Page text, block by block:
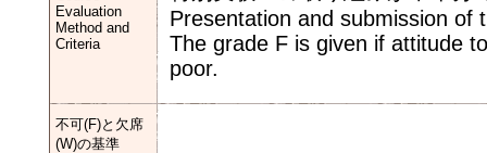
Evaluation
Method and
Criteria
Presentation and submission of
The grade F is given if attitude
poor.
不可(F)と欠席
(W)の基準